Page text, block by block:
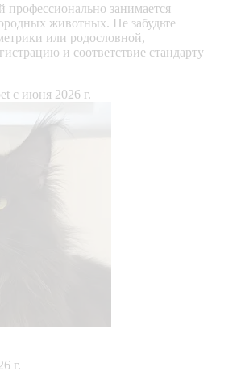
профессионально занимается
животных. Не забудьте
или родословной,
и соответствие стандарту
c июня 2026 г.
г.